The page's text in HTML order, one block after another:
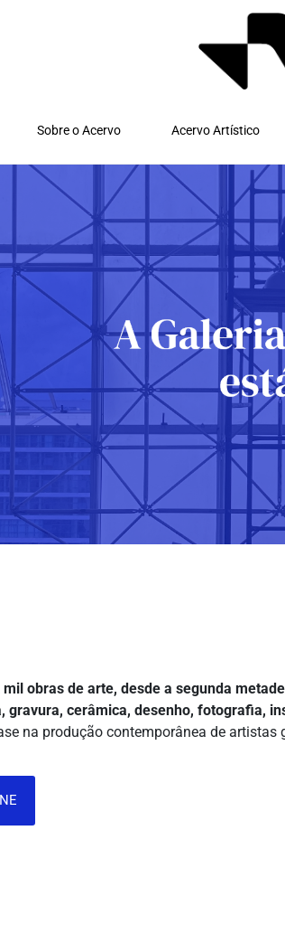
Sobre o Acervo Acervo Artístico
obras de arte, desde a segunda
gravura, cerâmica, desenho, fotografia,
na produção contemporânea de